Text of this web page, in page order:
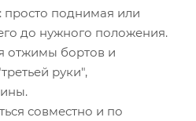
просто поднимая или
до нужного положения.
отжимы бортов и
руки",
совместно и по